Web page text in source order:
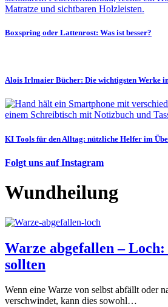
Boxspring oder Lattenrost: Was ist besser?
Alois Irlmaier Bücher: Die wichtigsten Werke
KI Tools für den Alltag: nützliche Helfer im
Folgt uns auf Instagram
Wundheilung
Warze abgefallen – Loch:
sollten
Wenn eine Warze von selbst abfällt oder
verschwindet, kann dies sowohl…